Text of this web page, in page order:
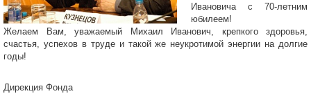
Ивановича с 70-летним
юбилеем!
Желаем Вам, уважаемый Михаил Иванович, крепкого здоровья,
счастья, успехов в труде и такой же неукротимой энергии на долгие
годы!
Дирекция Фонда